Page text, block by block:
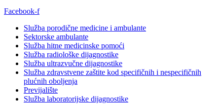
Facebook-f
Služba porodične medicine i ambulante
Sektorske ambulante
Služba hitne medicinske pomoći
Služba radiološke dijagnostike
Služba ultrazvučne dijagnostike
Služba zdravstvene zaštite kod specifičnih i nespecifičnih
plućnih oboljenja
Previjalište
Služba laboratorijske dijagnostike